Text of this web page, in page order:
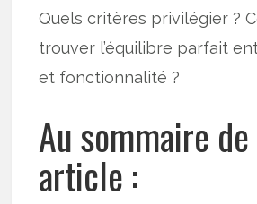
Quels critères privilégier ?
trouver l’équilibre parfait
et fonctionnalité ?
Au sommaire
article :